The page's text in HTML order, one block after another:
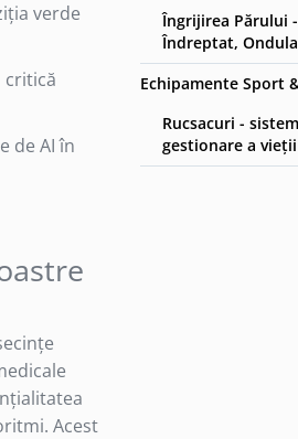
verde
critică
de AI în
Acest
Îngrijirea Părului
Îndreptat,
Echipamente Sport
Rucsacuri -
gestionare a